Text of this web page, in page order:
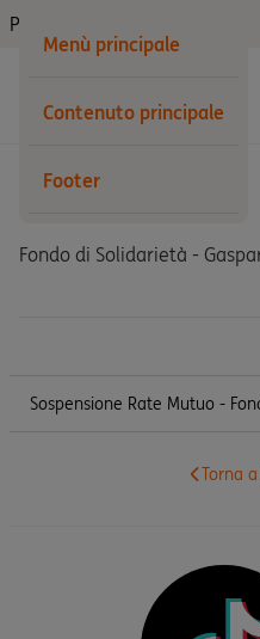
Menù principale
Contenuto principale
Footer
Privati
Fondo di Solidarietà -
Sospensione Rate Mutuo -
Torna